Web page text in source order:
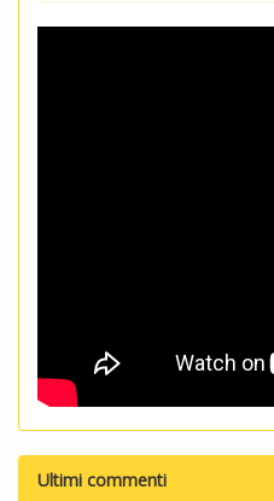
Ultimi commenti